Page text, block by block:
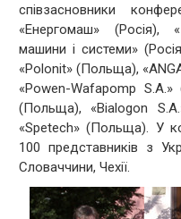
співзасновники
«Енергомаш» (Росія),
машини і системи»
«Polonit» (Польща),
«Powen-Wafapomp
(Польща), «Bialogon
«Spetech» (Польща). У
100 представників з
Словаччини, Чехії.